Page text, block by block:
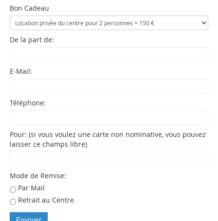
Bon Cadeau
De la part de:
E-Mail:
Téléphone:
Pour: (si vous voulez une carte non nominative, vous pouvez
laisser ce champs libre)
Mode de Remise:
Par Mail
Retrait au Centre